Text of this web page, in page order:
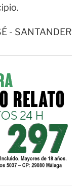
- SANTANDER